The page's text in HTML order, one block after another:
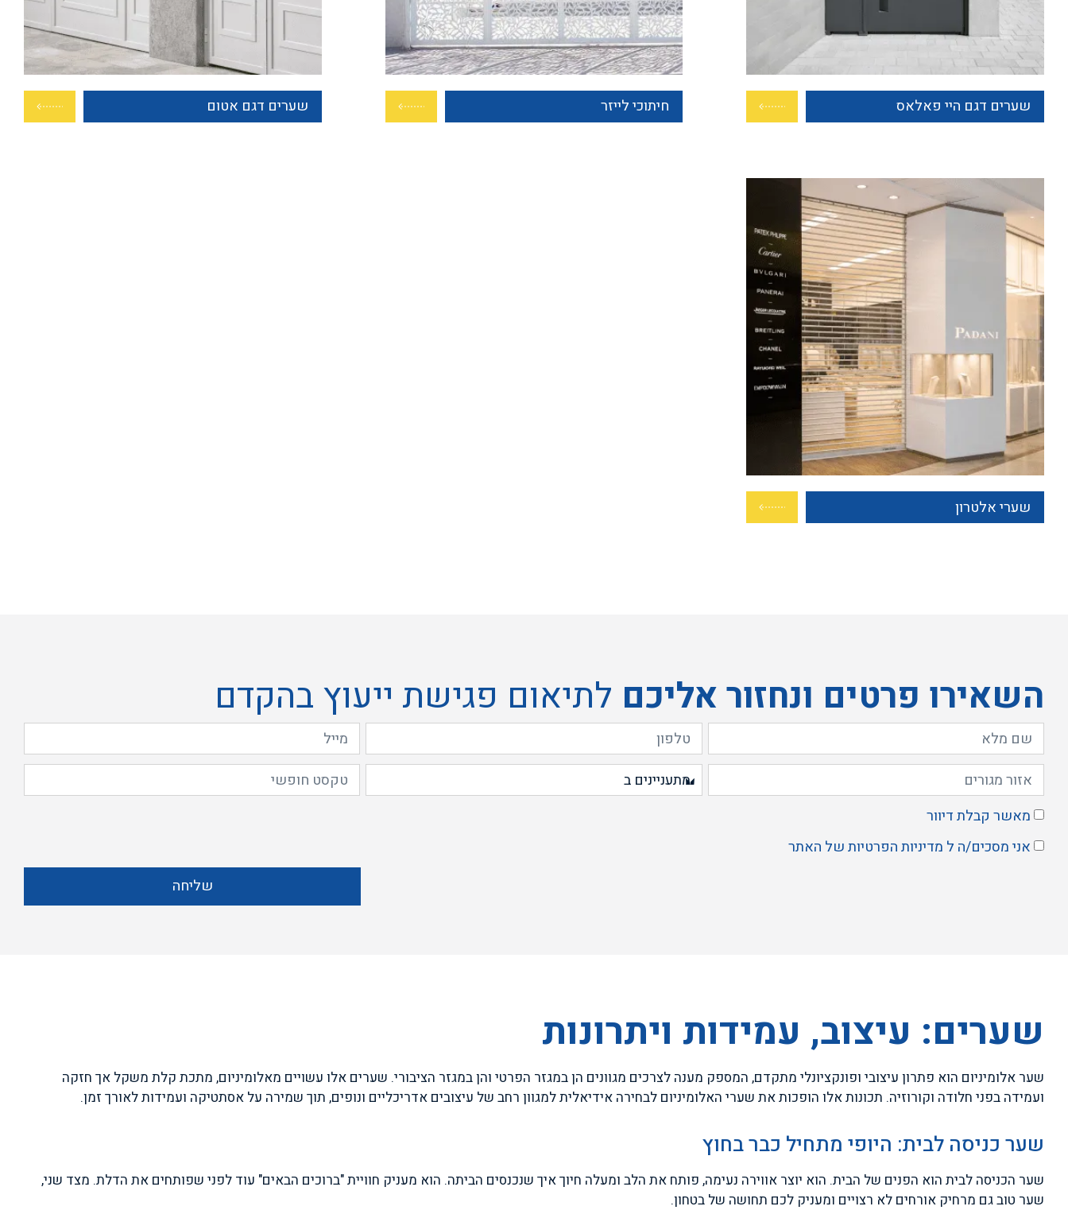
שערים דגם היי פאלאס חיתוכי לייזר שערים דגם אטום
שערי אלטרון
השאירו פרטים ונחזור אליכם לתיאום פגישת ייעוץ בהקדם
מאשר קבלת דיוור
אני מסכים/ה ל מדיניות הפרטיותשל האתר
שליחה
שערים: עיצוב, עמידות ויתרונות
שער אלומיניום הוא פתרון עיצובי ופונקציונלי מתקדם, המספק מענה לצרכים מגוונים הן במגזר הפרטי והן במגזר הציבורי. שערים אלו עשויים מאלומיניום, מתכת קלת משקל אך חזקה
ועמידה בפני חלודה וקורוזיה. תכונות אלו הופכות את שערי האלומיניום לבחירה אידיאלית למגוון רחב של עיצובים אדריכליים ונופים, תוך שמירה על אסתטיקה ועמידות לאורך זמן.
שער כניסה לבית: היופי מתחיל כבר בחוץ
שער הכניסה לבית הוא הפנים של הבית. הוא יוצר אווירה נעימה, פותח את הלב ומעלה חיוך איך שנכנסים הביתה. הוא מעניק חוויית "ברוכים הבאים" עוד לפני שפותחים את הדלת. מצד שני,
שער טוב גם מרחיק אורחים לא רצויים ומעניק לכם תחושה של בטחון.